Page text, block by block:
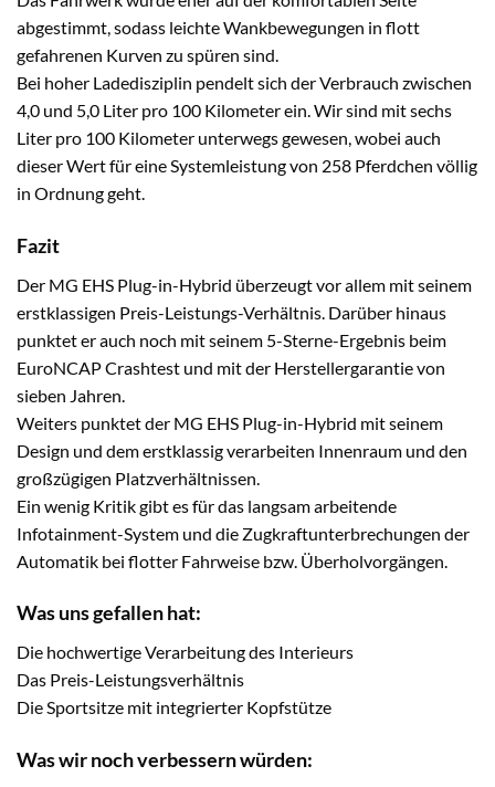
abgestimmt, sodass leichte Wankbewegungen in flott
gefahrenen Kurven zu spüren sind.
Bei hoher Ladedisziplin pendelt sich der Verbrauch zwischen
4,0 und 5,0 Liter pro 100 Kilometer ein. Wir sind mit sechs
Liter pro 100 Kilometer unterwegs gewesen, wobei auch
dieser Wert für eine Systemleistung von 258 Pferdchen völlig
in Ordnung geht.
Fazit
Der MG EHS Plug-in-Hybrid überzeugt vor allem mit seinem
erstklassigen Preis-Leistungs-Verhältnis. Darüber hinaus
punktet er auch noch mit seinem 5-Sterne-Ergebnis beim
EuroNCAP Crashtest und mit der Herstellergarantie von
sieben Jahren.
Weiters punktet der MG EHS Plug-in-Hybrid mit seinem
Design und dem erstklassig verarbeiten Innenraum und den
großzügigen Platzverhältnissen.
Ein wenig Kritik gibt es für das langsam arbeitende
Infotainment-System und die Zugkraftunterbrechungen der
Automatik bei flotter Fahrweise bzw. Überholvorgängen.
Was uns gefallen hat:
Die hochwertige Verarbeitung des Interieurs
Das Preis-Leistungsverhältnis
Die Sportsitze mit integrierter Kopfstütze
Was wir noch verbessern würden: